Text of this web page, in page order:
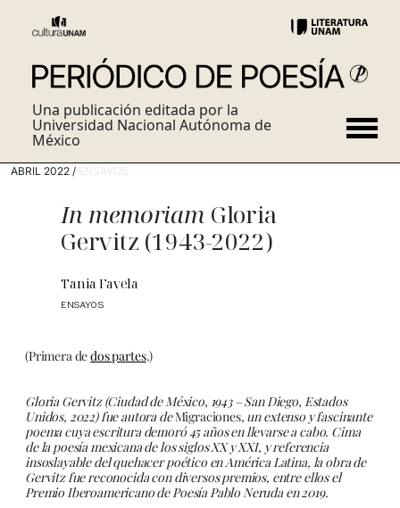
Una publicación editada por la
Universidad Nacional Autónoma de
México
ABRIL 2022 / ENSAYOS
In memoriam Gloria
Gervitz (1943-2022)
Tania Favela
ENSAYOS
(Primera dedos partes.)
Gloria Gervitz (Ciudad de México, 1943 – San Diego, Estados
Unidos, 2022) fue autora deMigraciones, un extenso y fascinante
poema cuya escritura demoró 45 años en llevarse a cabo. Cima
de la poesía mexicana de los siglos XX y XXI, y referencia
insoslayable del quehacer poético en América Latina, la obra de
Gervitz fue reconocida con diversos premios, entre ellos el
Premio Iberoamericano de Poesía Pablo Neruda en 2019.